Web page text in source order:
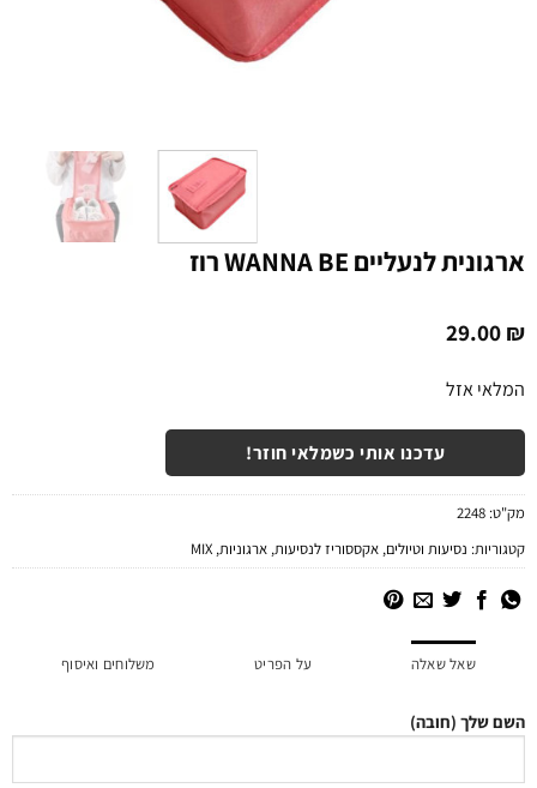
ארגונית לנעליים WANNA BE רוז
29.00₪
המלאי אזל
עדכנו אותי כשמלאי חוזר!
מק"ט:2248
קטגוריות:נסיעות וטיולים,אקססוריז לנסיעות,ארגוניות,
MIX
שאל שאלה על הפריט משלוחים ואיסוף
השם שלך (חובה)